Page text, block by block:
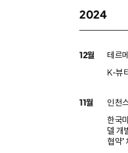
2024
12월
테르
K-뷰
11월
인천
한국
델 개
협약’